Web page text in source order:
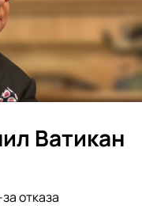
Ватикан
отказа